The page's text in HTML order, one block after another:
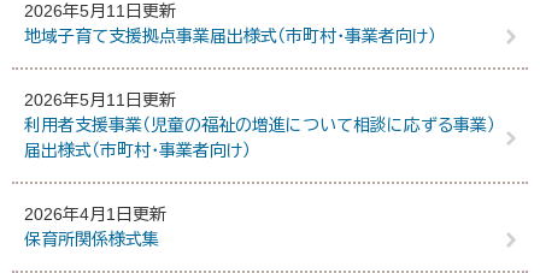
2026年5月11日更新
地域子育て支援拠点事業届出様式（市町村・事業者向け）
2026年5月11日更新
利用者支援事業（児童の福祉の増進について相談に応ずる事業）
届出様式（市町村・事業者向け）
2026年4月1日更新
保育所関係様式集